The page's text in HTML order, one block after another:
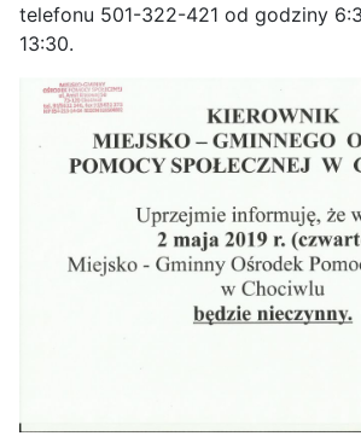
telefonu 501-322-421 od godziny
13:30.